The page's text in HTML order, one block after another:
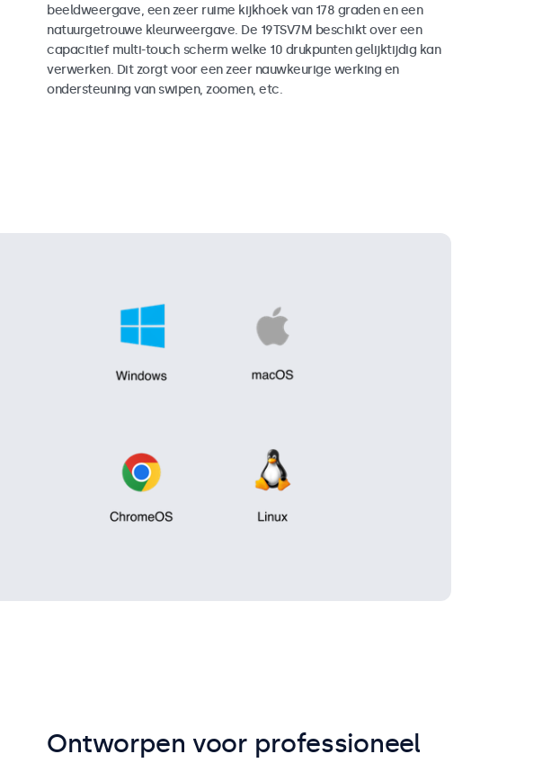
beeldweergave, een zeer ruime kijkhoek van 178 graden en een
natuurgetrouwe kleurweergave. De 19TSV7M beschikt over een
capacitief multi-touch scherm welke 10 drukpunten gelijktijdig kan
verwerken. Dit zorgt voor een zeer nauwkeurige werking en
ondersteuning van swipen, zoomen, etc.
Ontworpen voor professioneel